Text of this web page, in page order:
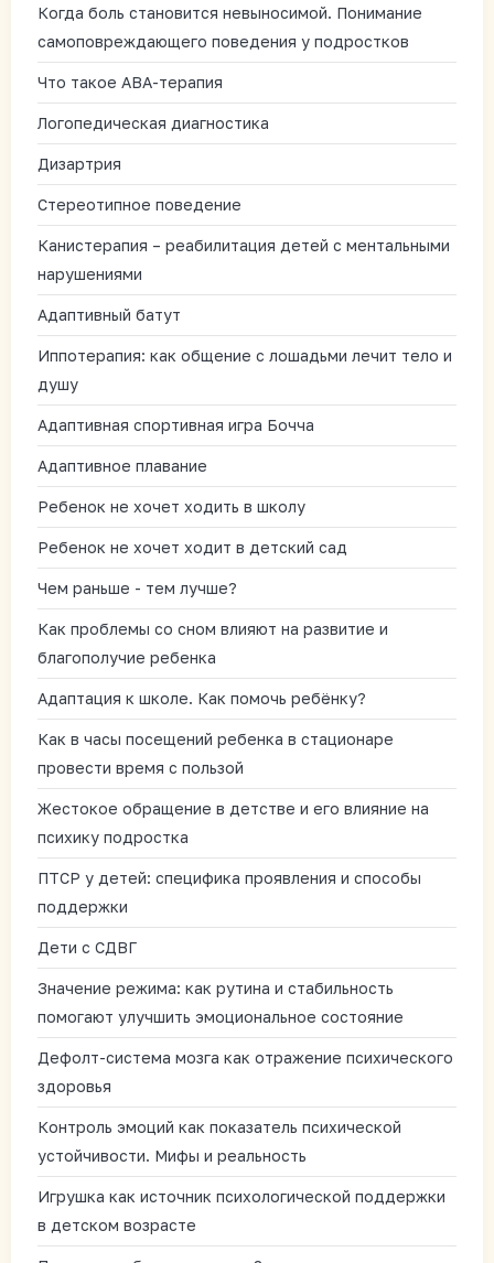
Когда боль становится невыносимой. Понимание
самоповреждающего поведения у подростков
Что такое АВА-терапия
Логопедическая диагностика
Дизартрия
Стереотипное поведение
Канистерапия – реабилитация детей с ментальными
нарушениями
Адаптивный батут
Иппотерапия: как общение с лошадьми лечит тело и
душу
Адаптивная спортивная игра Бочча
Адаптивное плавание
Ребенок не хочет ходить в школу
Ребенок не хочет ходит в детский сад
Чем раньше - тем лучше?
Как проблемы со сном влияют на развитие и
благополучие ребенка
Адаптация к школе. Как помочь ребёнку?
Как в часы посещений ребенка в стационаре
провести время с пользой
Жестокое обращение в детстве и его влияние на
психику подростка
ПТСР у детей: специфика проявления и способы
поддержки
Дети с СДВГ
Значение режима: как рутина и стабильность
помогают улучшить эмоциональное состояние
Дефолт-система мозга как отражение психического
здоровья
Контроль эмоций как показатель психической
устойчивости. Мифы и реальность
Игрушка как источник психологической поддержки
в детском возрасте